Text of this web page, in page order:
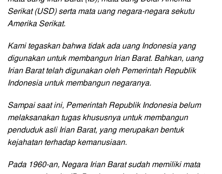
Serikat (USD) serta mata uang negara-negara sekutu
Amerika Serikat.
Kami tegaskan bahwa tidak ada uang Indonesia yang
digunakan untuk membangun Irian Barat. Bahkan, uang
Irian Barat telah digunakan oleh Pemerintah Republik
Indonesia untuk membangun negaranya.
Sampai saat ini, Pemerintah Republik Indonesia belum
melaksanakan tugas khususnya untuk membangun
penduduk asli Irian Barat, yang merupakan bentuk
kejahatan terhadap kemanusiaan.
Pada 1960-an, Negara Irian Barat sudah memiliki mata